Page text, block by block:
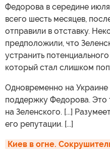
Федорова в середине
всего шесть месяцев,
отправили в отставку.
предположили, что
устранить
который стал слишком
Одновременно на
поддержку Федорова. Это
на Зеленского. [...]
его репутации. [...]
Киев в огне.